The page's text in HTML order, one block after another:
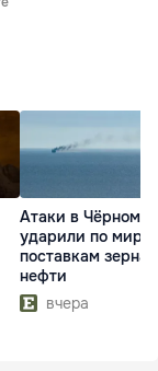
Атаки в Чёрном
ударили по
поставкам зерна
нефти
вчера